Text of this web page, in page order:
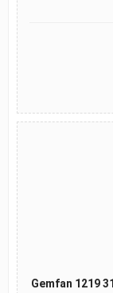
Gemfan 1219